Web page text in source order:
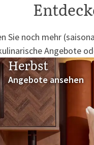
Sie noch mehr
Angebote
Herbst
Angebote ansehen